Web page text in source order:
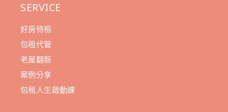
SERVICE
好房待租
包租代管
老屋翻新
案例分享
包租人生啟動課